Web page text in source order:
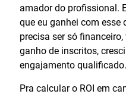
amador do profissional.
que eu ganhei com esse
precisa ser só
ganho de inscritos,
engajamento qualificado.
Pra calcular o ROI em